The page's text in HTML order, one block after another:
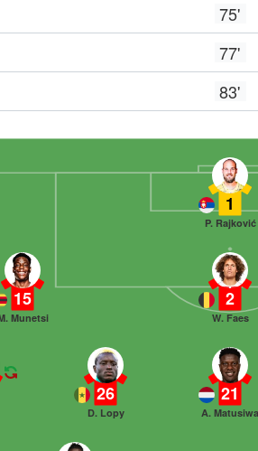
75'
77'
83'
1
P. Rajković
2
W. Faes
15
Munetsi
21
A. Matusiwa
26
D. Lopy